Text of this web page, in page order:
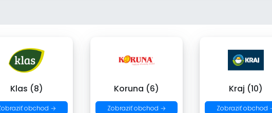
Klas (8)
obchod →
Koruna (6)
Zobraziť obchod →
Kraj (10)
Zobraziť obchod